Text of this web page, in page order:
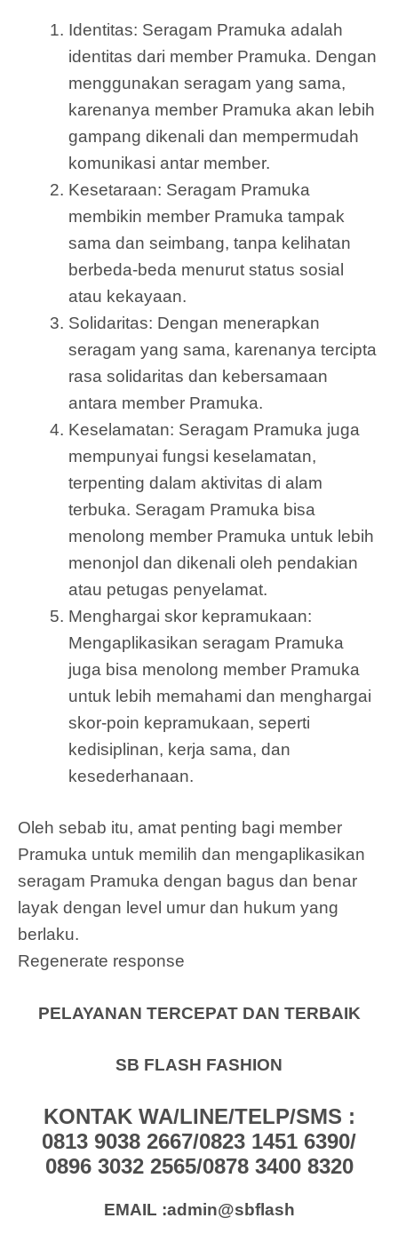
Identitas: Seragam Pramuka adalah
identitas dari member Pramuka. Dengan
menggunakan seragam yang sama,
karenanya member Pramuka akan lebih
gampang dikenali dan mempermudah
komunikasi antar member.
Kesetaraan: Seragam Pramuka
membikin member Pramuka tampak
sama dan seimbang, tanpa kelihatan
berbeda-beda menurut status sosial
atau kekayaan.
Solidaritas: Dengan menerapkan
seragam yang sama, karenanya tercipta
rasa solidaritas dan kebersamaan
antara member Pramuka.
Keselamatan: Seragam Pramuka juga
mempunyai fungsi keselamatan,
terpenting dalam aktivitas di alam
terbuka. Seragam Pramuka bisa
menolong member Pramuka untuk lebih
menonjol dan dikenali oleh pendakian
atau petugas penyelamat.
Menghargai skor kepramukaan:
Mengaplikasikan seragam Pramuka
juga bisa menolong member Pramuka
untuk lebih memahami dan menghargai
skor-poin kepramukaan, seperti
kedisiplinan, kerja sama, dan
kesederhanaan.
Oleh sebab itu, amat penting bagi member
Pramuka untuk memilih dan mengaplikasikan
seragam Pramuka dengan bagus dan benar
layak dengan level umur dan hukum yang
berlaku.
Regenerate response
PELAYANAN TERCEPAT DAN TERBAIK
SB FLASH FASHION
KONTAK WA/LINE/TELP/SMS :
0813 9038 2667/0823 1451 6390/
0896 3032 2565/0878 3400 8320
EMAIL :admin@sbflash